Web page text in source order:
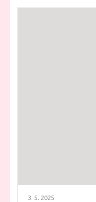
3. 5. 2025